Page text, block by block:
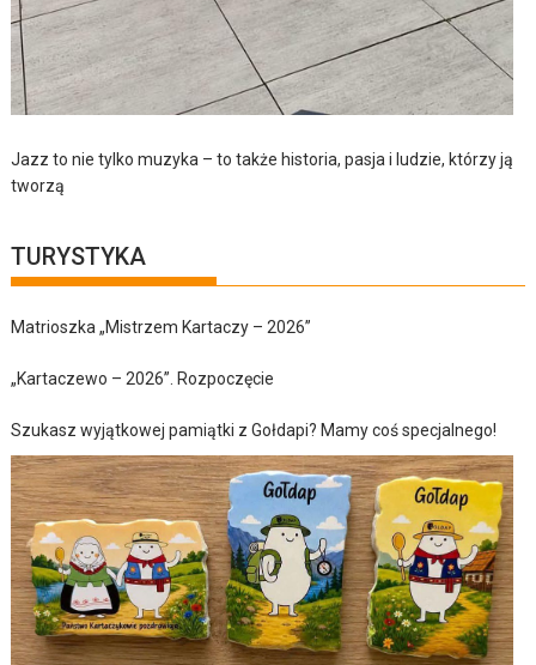
Jazz to nie tylko muzyka – to także historia, pasja i ludzie, którzy ją
tworzą
TURYSTYKA
Matrioszka „Mistrzem Kartaczy – 2026”
„Kartaczewo – 2026”. Rozpoczęcie
Szukasz wyjątkowej pamiątki z Gołdapi? Mamy coś specjalnego!